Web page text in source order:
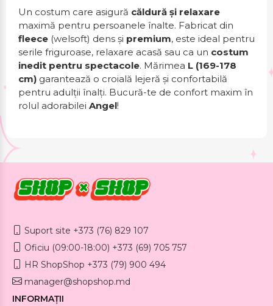
Un costum care asigură căldură și relaxare
maximă pentru persoanele înalte. Fabricat din
fleece (welsoft) dens și premium, este ideal pentru
serile friguroase, relaxare acasă sau ca un costum
inedit pentru spectacole. Mărimea L (169-178
cm) garantează o croială lejeră și confortabilă
pentru adulții înalți. Bucură-te de confort maxim în
rolul adorabilei Angel!
Suport site +373 (76) 829 107
Oficiu (09:00-18:00) +373 (69) 705 757
HR ShopShop +373 (79) 900 494
manager@shopshop.md
INFORMAȚII